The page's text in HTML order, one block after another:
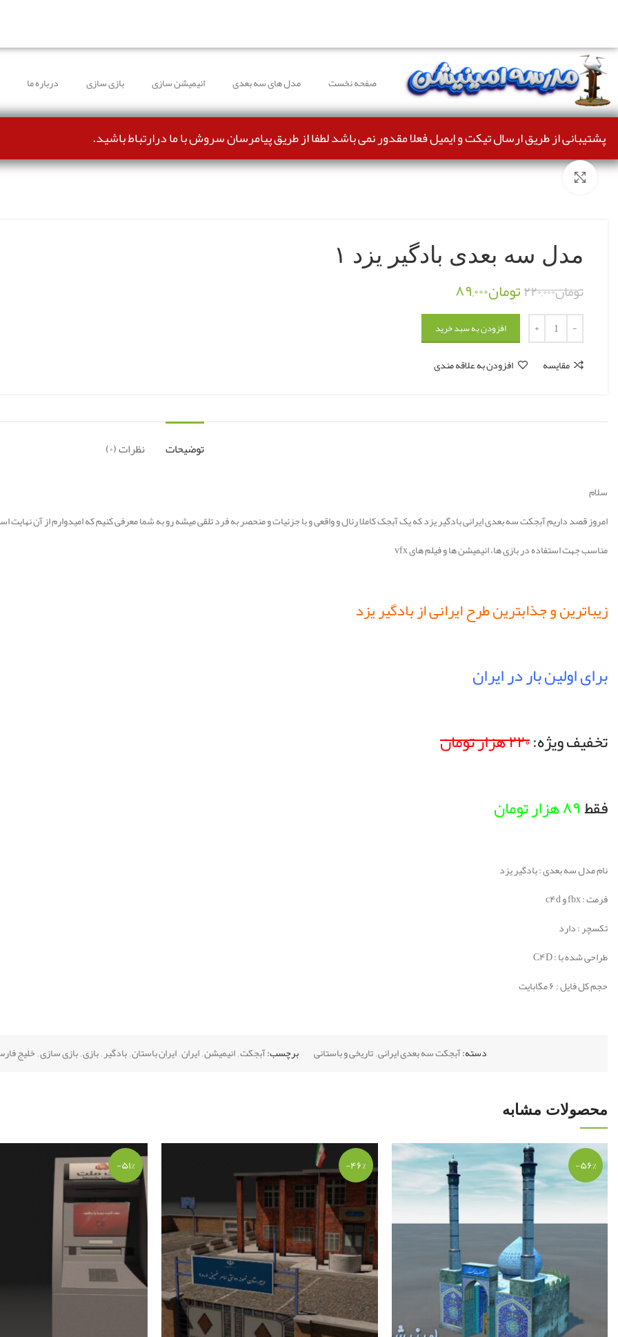
صفحه نخست مدل های سه بعدی انیمیشن سازی بازی سازی درباره ما
پشتیبانی از طریق ارسال تیکت و ایمیل فعلا مقدور نمی باشد لطفا از طریق پیامرسان سروش با ما درارتباط باشید.
مدل سه بعدی بادگیر یزد ۱
تومان۲۲۰,۰۰۰تومان۸۹,۰۰۰
افزودن به سبد خرید
مقایسه افزودن به علاقه مندی
توضیحات نظرات (۰)
سلام
امروز قصد داریم آبجکت سه بعدی ایرانی بادگیر یزد که یک آبجک کاملا رئال و واقعی و با جزئیات و منحصر به فرد تلقی میشه رو به شما معرفی کنیم که امیدوارم از آن نهایت
مناسب جهت استفاده در بازی ها، انیمیشن ها و فیلم های vfx
زیباترین و جذابترین طرحایرانیاز بادگیر یزد
برای اولین بار در ایران
تخفیف ویژه:۲۲۰ هزار تومان
فقط۸۹ هزار تومان
نام مدل سه بعدی : بادگیر یزد
فرمت : fbx و c۴d
تکسچر : دارد
طراحی شده با : C۴D
حجم کل فایل : ۶ مگابایت
دسته:آبجکت سه بعدی ایرانی,تاریخی و باستانی برچسب:آبجکت,انیمیشن,ایران,ایران باستان,بادگیر,بازی,بازی سازی,خلیج
محصولات مشابه
-۵۶% -۴۶% -۵۱%